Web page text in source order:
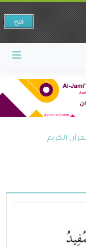
الكريم
فتح